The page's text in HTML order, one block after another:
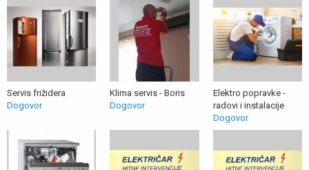
Servis frižidera
Dogovor
Klima servis - Boris
Dogovor
Elektro popravke -
radovi i instalacije
Dogovor